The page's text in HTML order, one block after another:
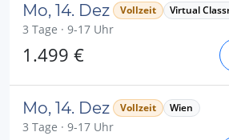
Mo, 14. Dez Vollzeit Virtual
3 Tage · 9-17 Uhr
1.499 €
Mo, 14. Dez Vollzeit Wien
3 Tage · 9-17 Uhr